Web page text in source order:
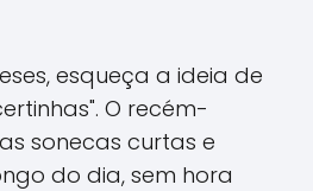
esqueça a ideia de
O recém-
sonecas curtas e
do dia, sem hora